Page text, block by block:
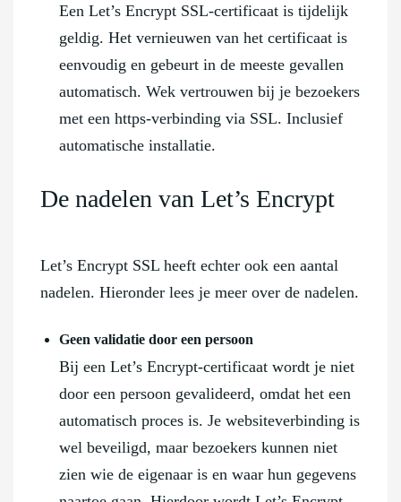
Een Let’s Encrypt SSL-certificaat is tijdelijk
geldig. Het vernieuwen van het certificaat is
eenvoudig en gebeurt in de meeste gevallen
automatisch. Wek vertrouwen bij je bezoekers
met een https-verbinding via SSL. Inclusief
automatische installatie.
De nadelen van Let’s Encrypt
Let’s Encrypt SSL heeft echter ook een aantal
nadelen. Hieronder lees je meer over de nadelen.
Geen validatie door een persoon
Bij een Let’s Encrypt-certificaat wordt je niet
door een persoon gevalideerd, omdat het een
automatisch proces is. Je websiteverbinding is
wel beveiligd, maar bezoekers kunnen niet
zien wie de eigenaar is en waar hun gegevens